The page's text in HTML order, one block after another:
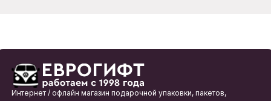
Интернет / офлайн магазин подарочной упаковки, пакетов,